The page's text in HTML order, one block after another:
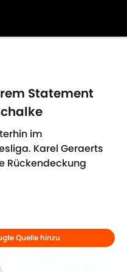
Statement
im
Karel Geraerts
Rückendeckung
Quelle hinzu